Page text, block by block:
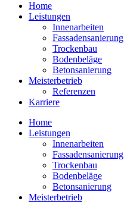
Home
Leistungen
Innenarbeiten
Fassadensanierung
Trockenbau
Bodenbeläge
Betonsanierung
Meisterbetrieb
Referenzen
Karriere
Home
Leistungen
Innenarbeiten
Fassadensanierung
Trockenbau
Bodenbeläge
Betonsanierung
Meisterbetrieb